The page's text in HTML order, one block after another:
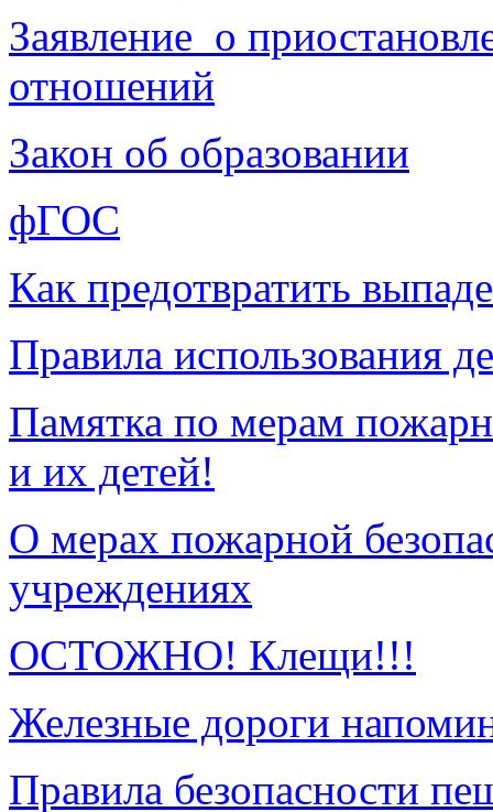
Заявление о
отношений
Закон об образовании
фГОС
Как предотвратить
Правила использования
Памятка по мерам
и их детей!
О мерах пожарной
учреждениях
ОСТОЖНО! Клещи!!!
Железные дороги
Правила безопасности